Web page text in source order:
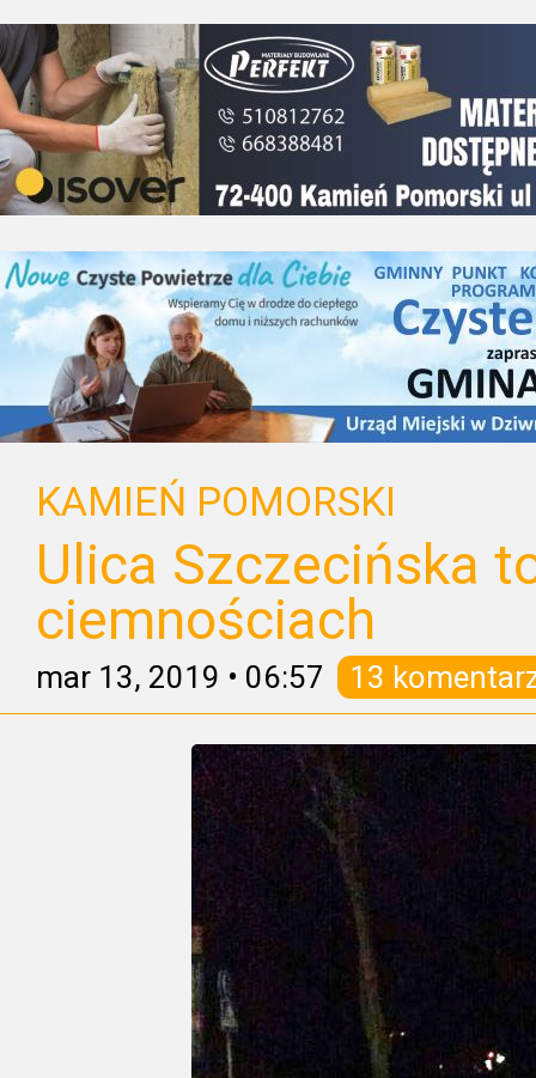
KAMIEŃ POMORSKI
Ulica Szczecińska
ciemnościach
mar 13, 2019 • 06:57 13